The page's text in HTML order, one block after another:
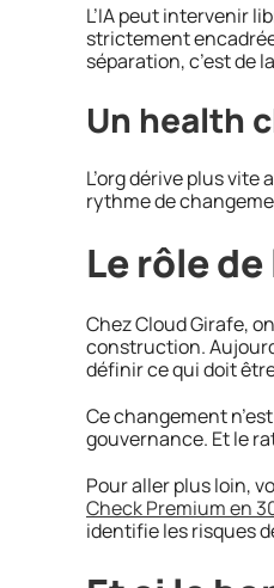
L’IA peut intervenir
strictement
séparation, c’est de
Un health
L’org dérive plus vite
rythme de
Le rôle
Chez Cloud Girafe,
construction.
définir ce qui doit
Ce changement
gouvernance. Et le
Pour aller plus loin,
Check Premium en
identifie les risques